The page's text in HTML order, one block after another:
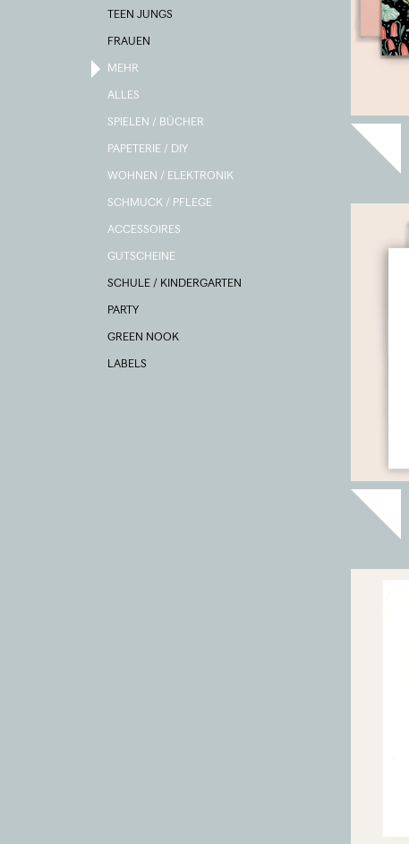
TEEN JUNGS
FRAUEN
MEHR
ALLES
SPIELEN / BÜCHER
PAPETERIE / DIY
WOHNEN / ELEKTRONIK
SCHMUCK / PFLEGE
ACCESSOIRES
GUTSCHEINE
SCHULE / KINDERGARTEN
PARTY
GREEN NOOK
LABELS